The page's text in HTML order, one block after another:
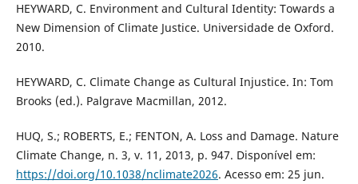
HEYWARD, C. Environment and Cultural Identity: Towards a
New Dimension of Climate Justice. Universidade de Oxford.
2010.
HEYWARD, C. Climate Change as Cultural Injustice. In: Tom
Brooks (ed.). Palgrave Macmillan, 2012.
HUQ, S.; ROBERTS, E.; FENTON, A. Loss and Damage. Nature
Climate Change, n. 3, v. 11, 2013, p. 947. Disponível em:
https://doi.org/10.1038/nclimate2026. Acesso em: 25 jun.